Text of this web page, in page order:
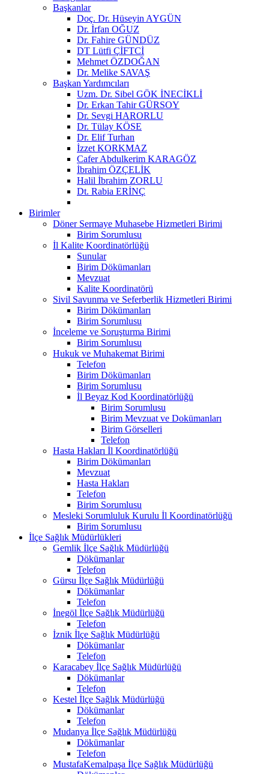
Başkanlar
Doç. Dr. Hüseyin AYGÜN
Dr. İrfan OĞUZ
Dr. Fahire GÜNDÜZ
DT Lütfi ÇİFTCİ
Mehmet ÖZDOĞAN
Dr. Melike SAVAŞ
Başkan Yardımcıları
Uzm. Dr. Sibel GÖK İNECİKLİ
Dr. Erkan Tahir GÜRSOY
Dr. Sevgi HARORLU
Dr. Tülay KÖSE
Dr. Elif Turhan
İzzet KORKMAZ
Cafer Abdulkerim KARAGÖZ
İbrahim ÖZÇELİK
Halil İbrahim ZORLU
Dt. Rabia ERİNÇ
Birimler
Döner Sermaye Muhasebe Hizmetleri Birimi
Birim Sorumlusu
İl Kalite Koordinatörlüğü
Sunular
Birim Dökümanları
Mevzuat
Kalite Koordinatörü
Sivil Savunma ve Seferberlik Hizmetleri Birimi
Birim Dökümanları
Birim Sorumlusu
İnceleme ve Soruşturma Birimi
Birim Sorumlusu
Hukuk ve Muhakemat Birimi
Telefon
Birim Dökümanları
Birim Sorumlusu
İl Beyaz Kod Koordinatörlüğü
Birim Sorumlusu
Birim Mevzuat ve Dokümanları
Birim Görselleri
Telefon
Hasta Hakları İl Koordinatörlüğü
Birim Dökümanları
Mevzuat
Hasta Hakları
Telefon
Birim Sorumlusu
Mesleki Sorumluluk Kurulu İl Koordinatörlüğü
Birim Sorumlusu
İlçe Sağlık Müdürlükleri
Gemlik İlçe Sağlık Müdürlüğü
Dökümanlar
Telefon
Gürsu İlçe Sağlık Müdürlüğü
Dökümanlar
Telefon
İnegöl İlçe Sağlık Müdürlüğü
Telefon
İznik İlçe Sağlık Müdürlüğü
Dökümanlar
Telefon
Karacabey İlçe Sağlık Müdürlüğü
Dökümanlar
Telefon
Kestel İlçe Sağlık Müdürlüğü
Dökümanlar
Telefon
Mudanya İlçe Sağlık Müdürlüğü
Dökümanlar
Telefon
MustafaKemalpaşa İlçe Sağlık Müdürlüğü